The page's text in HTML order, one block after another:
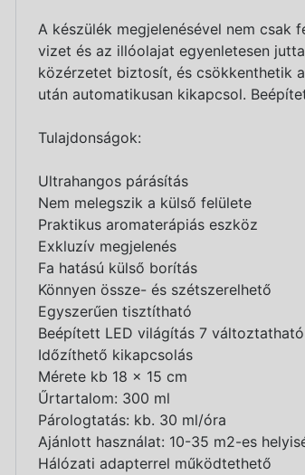
A készülék megjelenésével nem
vizet és az illóolajat egyenletesen
közérzetet biztosít, és csökkenthetik
után automatikusan kikapcsol.
Tulajdonságok:
Ultrahangos párásítás
Nem melegszik a külső felülete
Praktikus aromaterápiás eszköz
Exkluzív megjelenés
Fa hatású külső borítás
Könnyen össze- és szétszerelhető
Egyszerűen tisztítható
Beépített LED világítás 7
Időzíthető kikapcsolás
Mérete kb 18 x 15 cm
Űrtartalom: 300 ml
Párologtatás: kb. 30 ml/óra
Ajánlott használat: 10-35 m2-es
Hálózati adapterrel működtethető